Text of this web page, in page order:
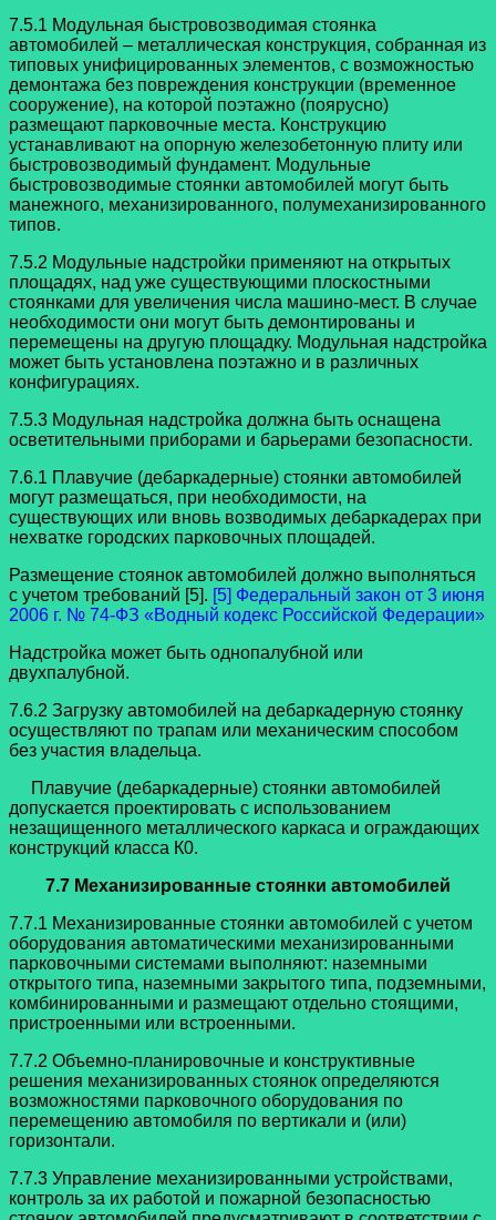
7.5.1 Модульная быстровозводимая стоянка
автомобилей – металлическая конструкция, собранная из
типовых унифицированных элементов, с возможностью
демонтажа без повреждения конструкции (временное
сооружение), на которой поэтажно (поярусно)
размещают парковочные места. Конструкцию
устанавливают на опорную железобетонную плиту или
быстровозводимый фундамент. Модульные
быстровозводимые стоянки автомобилей могут быть
манежного, механизированного, полумеханизированного
типов.
7.5.2 Модульные надстройки применяют на открытых
площадях, над уже существующими плоскостными
стоянками для увеличения числа машино-мест. В случае
необходимости они могут быть демонтированы и
перемещены на другую площадку. Модульная надстройка
может быть установлена поэтажно и в различных
конфигурациях.
7.5.3 Модульная надстройка должна быть оснащена
осветительными приборами и барьерами безопасности.
7.6.1 Плавучие (дебаркадерные) стоянки автомобилей
могут размещаться, при необходимости, на
существующих или вновь возводимых дебаркадерах при
нехватке городских парковочных площадей.
Размещение стоянок автомобилей должно выполняться
с учетом требований [5]. [5] Федеральный закон от 3 июня
2006 г. № 74-ФЗ «Водный кодекс Российской Федерации»
Надстройка может быть однопалубной или
двухпалубной.
7.6.2 Загрузку автомобилей на дебаркадерную стоянку
осуществляют по трапам или механическим способом
без участия владельца.
Плавучие (дебаркадерные) стоянки автомобилей
допускается проектировать с использованием
незащищенного металлического каркаса и ограждающих
конструкций класса К0.
7.7 Механизированные стоянки автомобилей
7.7.1 Механизированные стоянки автомобилей с учетом
оборудования автоматическими механизированными
парковочными системами выполняют: наземными
открытого типа, наземными закрытого типа, подземными,
комбинированными и размещают отдельно стоящими,
пристроенными или встроенными.
7.7.2 Объемно-планировочные и конструктивные
решения механизированных стоянок определяются
возможностями парковочного оборудования по
перемещению автомобиля по вертикали и (или)
горизонтали.
7.7.3 Управление механизированными устройствами,
контроль за их работой и пожарной безопасностью